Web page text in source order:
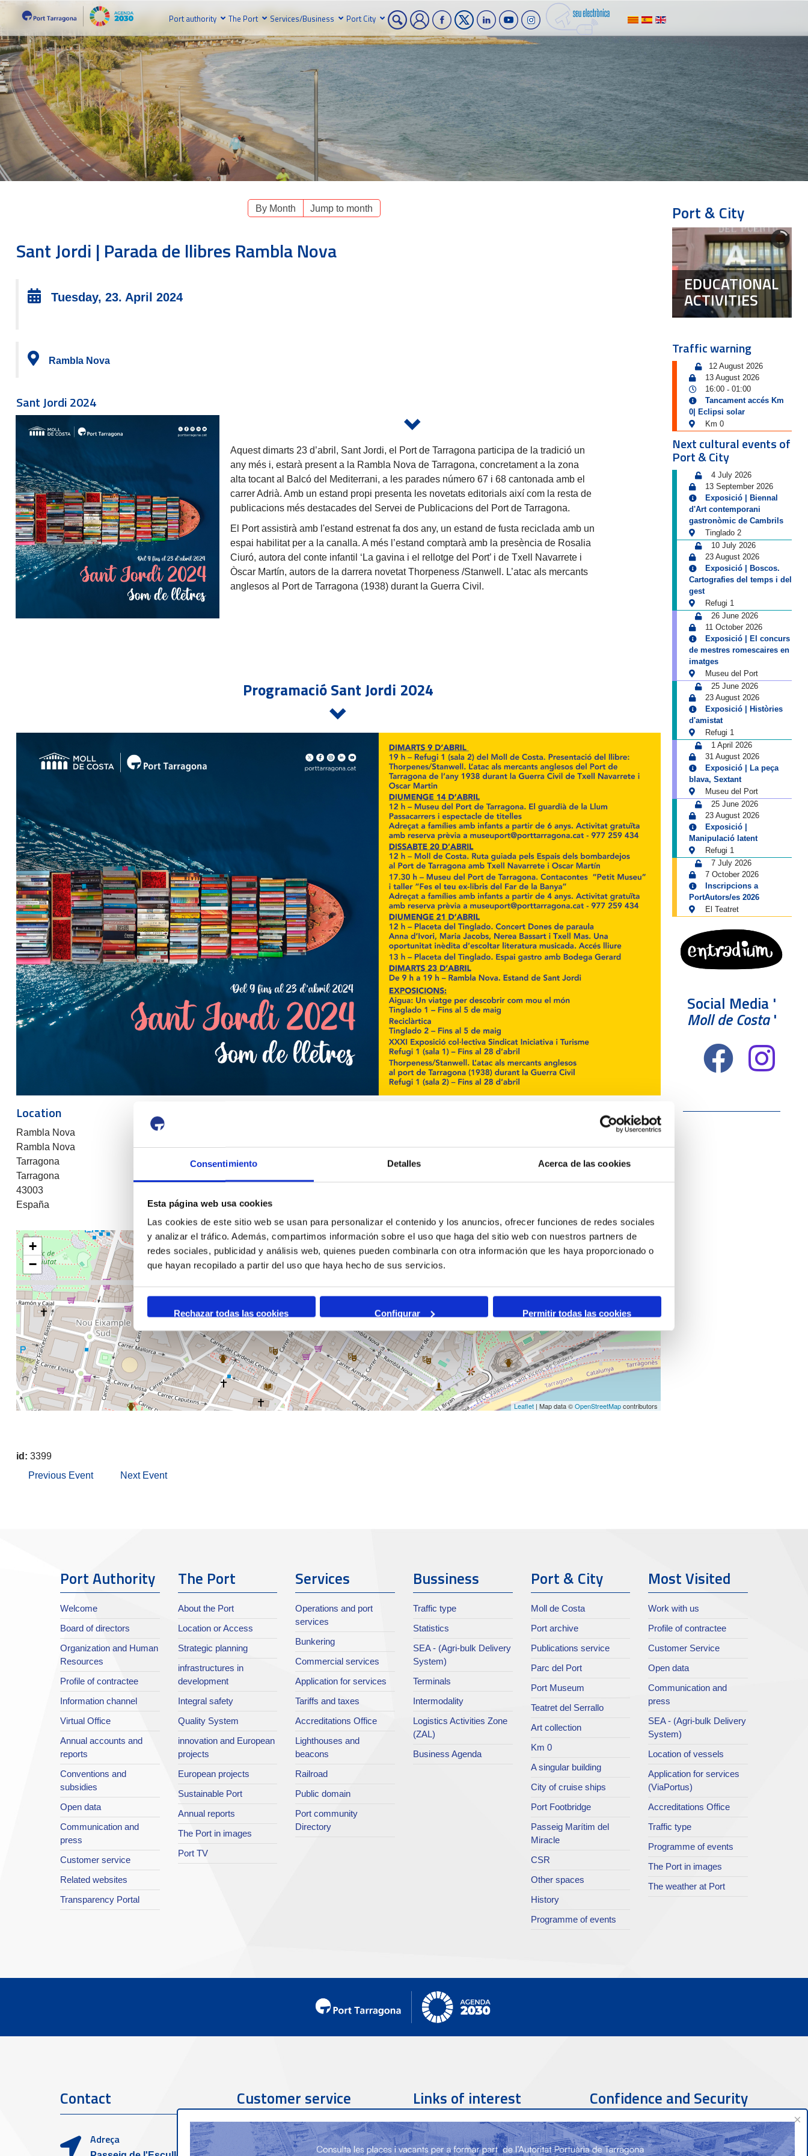
Consentimiento Detalles Acerca de las cookies
Esta página web usa cookies
Las cookies de este sitio web se usan para personalizar el contenido y los anuncios, ofrecer funciones de redes sociales
y analizar el tráfico. Además, compartimos información sobre el uso que haga del sitio web con nuestros partners de
redes sociales, publicidad y análisis web, quienes pueden combinarla con otra información que les haya proporcionado o
que hayan recopilado a partir del uso que haya hecho de sus servicios.
Rechazar todas las cookies Configurar Permitir todas las cookies
Port authority The Port Services/Business Port City
By Month Jump to month
Sant Jordi | Parada de llibres Rambla Nova
Tuesday, 23. April 2024
Rambla Nova
Sant Jordi 2024
Aquest dimarts 23 d’abril, Sant Jordi, el Port de Tarragona participa de la tradició un
any més i, estarà present a la Rambla Nova de Tarragona, concretament a la zona
alta tocant al Balcó del Mediterrani, a les parades número 67 i 68 cantonada amb el
carrer Adrià. Amb un estand propi presenta les novetats editorials així com la resta de
publicacions més destacades del Servei de Publicacions del Port de Tarragona.
El Port assistirà amb l'estand estrenat fa dos any, un estand de fusta reciclada amb un
espai habilitat per a la canalla. A més l’estand comptarà amb la presència de Rosalia
Ciuró, autora del conte infantil ‘La gavina i el rellotge del Port’ i de Txell Navarrete i
Òscar Martín, autors de la darrera novetat Thorpeness /Stanwell. L’atac als mercants
anglesos al Port de Tarragona (1938) durant la Guerra Civil.
Programació Sant Jordi 2024
Location
Rambla Nova
Rambla Nova
Tarragona
Tarragona
43003
España
+
−
Leaflet| Map data ©OpenStreetMapcontributors
id: 3399
Previous Event
Next Event
Port & City
EDUCATIONAL
ACTIVITIES
Traffic warning
12 August 2026
13 August 2026
16:00- 01:00
Tancament accés Km
0| Eclipsi solar
Km 0
Next cultural events of
Port & City
4 July 2026
13 September 2026
Exposició | Biennal
d'Art contemporani
gastronòmic de Cambrils
Tinglado 2
10 July 2026
23 August 2026
Exposició | Boscos.
Cartografies del temps i del
gest
Refugi 1
26 June 2026
11 October 2026
Exposició | El concurs
de mestres romescaires en
imatges
Museu del Port
25 June 2026
23 August 2026
Exposició | Històries
d'amistat
Refugi 1
1 April 2026
31 August 2026
Exposició | La peça
blava, Sextant
Museu del Port
25 June 2026
23 August 2026
Exposició |
Manipulació latent
Refugi 1
7 July 2026
7 October 2026
Inscripcions a
PortAutors/es 2026
El Teatret
Social Media '
Moll de Costa'
Port Authority
Welcome
Board of directors
Organization and Human
Resources
Profile of contractee
Information channel
Virtual Office
Annual accounts and
reports
Conventions and
subsidies
Open data
Communication and
press
Customer service
Related websites
Transparency Portal
The Port
About the Port
Location or Access
Strategic planning
infrastructures in
development
Integral safety
Quality System
innovation and European
projects
European projects
Sustainable Port
Annual reports
The Port in images
Port TV
Services
Operations and port
services
Bunkering
Commercial services
Application for services
Tariffs and taxes
Accreditations Office
Lighthouses and
beacons
Railroad
Public domain
Port community
Directory
Bussiness
Traffic type
Statistics
SEA - (Agri-bulk Delivery
System)
Terminals
Intermodality
Logistics Activities Zone
(ZAL)
Business Agenda
Port & City
Moll de Costa
Port archive
Publications service
Parc del Port
Port Museum
Teatret del Serrallo
Art collection
Km 0
A singular building
City of cruise ships
Port Footbridge
Passeig Marítim del
Miracle
CSR
Other spaces
History
Programme of events
Most Visited
Work with us
Profile of contractee
Customer Service
Open data
Communication and
press
SEA - (Agri-bulk Delivery
System)
Location of vessels
Application for services
(ViaPortus)
Accreditations Office
Traffic type
Programme of events
The Port in images
The weather at Port
Contact
Adreça
Customer service
Contact phone
Links of interest Confidence and Security
×